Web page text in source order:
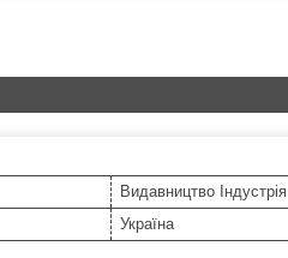
Видавництво Індустрія
Україна